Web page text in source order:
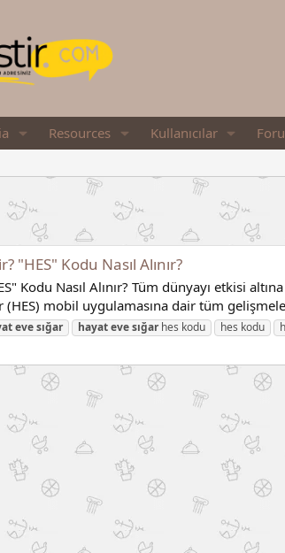
Resources Kullanıcılar
Kodu Nasıl Alınır?
Kodu Nasıl Alınır? Tüm dünyayı etkisi
(HES) mobil uygulamasına dair tüm
evesığar hayatevesığarhes kodu hes kodu